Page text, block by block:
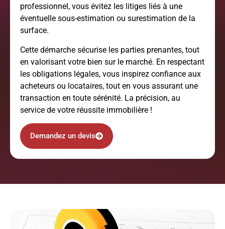
professionnel, vous évitez les litiges liés à une
éventuelle sous-estimation ou surestimation de la
surface.
Cette démarche sécurise les parties prenantes, tout
en valorisant votre bien sur le marché. En respectant
les obligations légales, vous inspirez confiance aux
acheteurs ou locataires, tout en vous assurant une
transaction en toute sérénité. La précision, au
service de votre réussite immobilière !
Demandez un devis